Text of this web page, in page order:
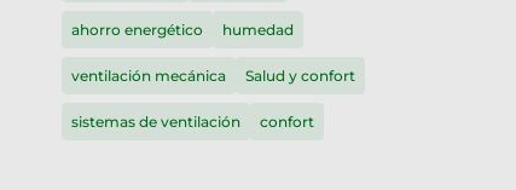
ahorro energético humedad
ventilación mecánica Salud y confort
sistemas de ventilación confort